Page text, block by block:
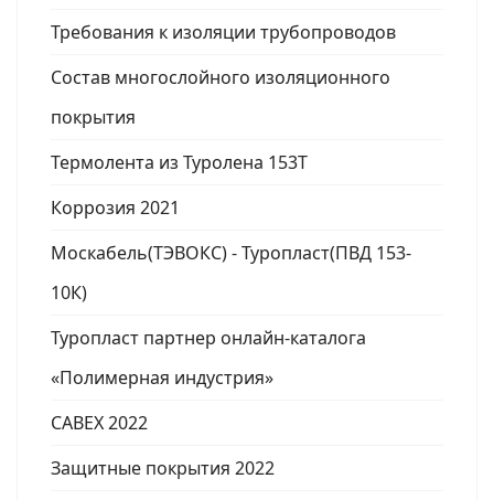
Требования к изоляции трубопроводов
Состав многослойного изоляционного
покрытия
Термолента из Туролена 153Т
Коррозия 2021
Москабель(ТЭВОКС) - Туропласт(ПВД 153-
10К)
Туропласт партнер онлайн-каталога
«Полимерная индустрия»
CABEX 2022
Защитные покрытия 2022